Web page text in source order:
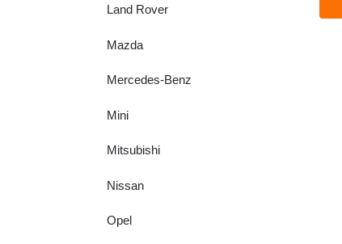
Land Rover
Mazda
Mercedes-Benz
Mini
Mitsubishi
Nissan
Opel